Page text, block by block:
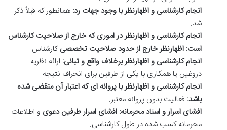
انجام کارشناسی و اظهارنظر با وجود جهات رد: همانطور که قبلاً ذکر
شد.
انجام کارشناسی و اظهارنظر در اموری که خارج از صلاحیت کارشناس
است: اظهارنظر خارج از حدود صلاحیت تخصصیکارشناس.
انجام کارشناسی و اظهارنظر برخلاف واقع و تبانی: ارائه نظریه
دروغین یا همکاری با یکی از طرفین برای انحراف نتیجه.
انجام کارشناسی و اظهارنظر با پروانه ای که اعتبار آن منقضی شده
باشد: فعالیت بدون پروانه معتبر.
افشای اسرار و اسناد محرمانه: افشای اسرار طرفین دعوی و اطلاعات
محرمانه کسب شده در طول کارشناسی.